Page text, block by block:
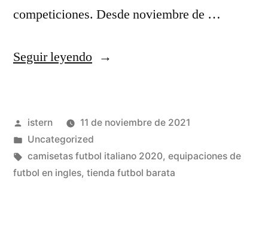
competiciones. Desde noviembre de …
Seguir leyendo«Gelfert,
(2021)»
Publicado
por
istern
11 de noviembre de 2021
Publicado
en
Uncategorized
Etiquetas:
camisetas futbol italiano 2020, equipaciones de
futbol en ingles, tienda futbol barata